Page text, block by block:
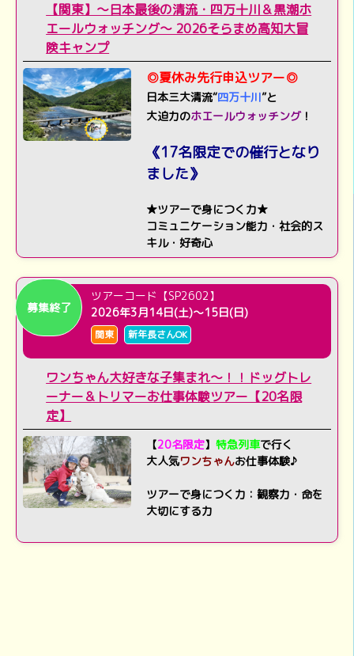
【関東】～日本最後の清流・四万十川＆黒潮ホ
エールウォッチング～ 2026そらまめ高知大冒
険キャンプ
◎夏休み先行申込ツアー◎
日本三大清流“四万十川”と
大迫力のホエールウォッチング ！
《17名限定での催行となり
ました》
★ツアーで身につく力★
コミュニケーション能力・社会的ス
キル・好奇心
募集終了
ツアーコード【SP2602】
2026年3月14日(土)～15日(日)
関東 新年長さんOK
ワンちゃん大好きな子集まれ～！！ドッグトレ
ーナー＆トリマーお仕事体験ツアー【20名限
定】
【20名限定】特急列車で行く
大人気ワンちゃんお仕事体験♪
ツアーで身につく力：観察力・命を
大切にする力